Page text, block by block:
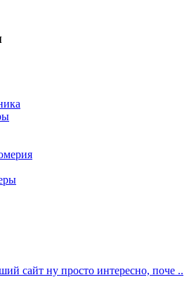
сайт ну просто интересно, поче ..